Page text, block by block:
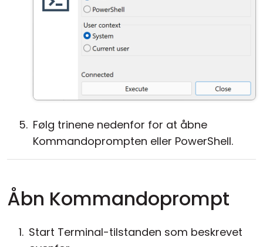
Følg trinene nedenfor for at åbne
Kommandoprompten eller PowerShell.
Åbn Kommandoprompt
Start Terminal-tilstanden som beskrevet